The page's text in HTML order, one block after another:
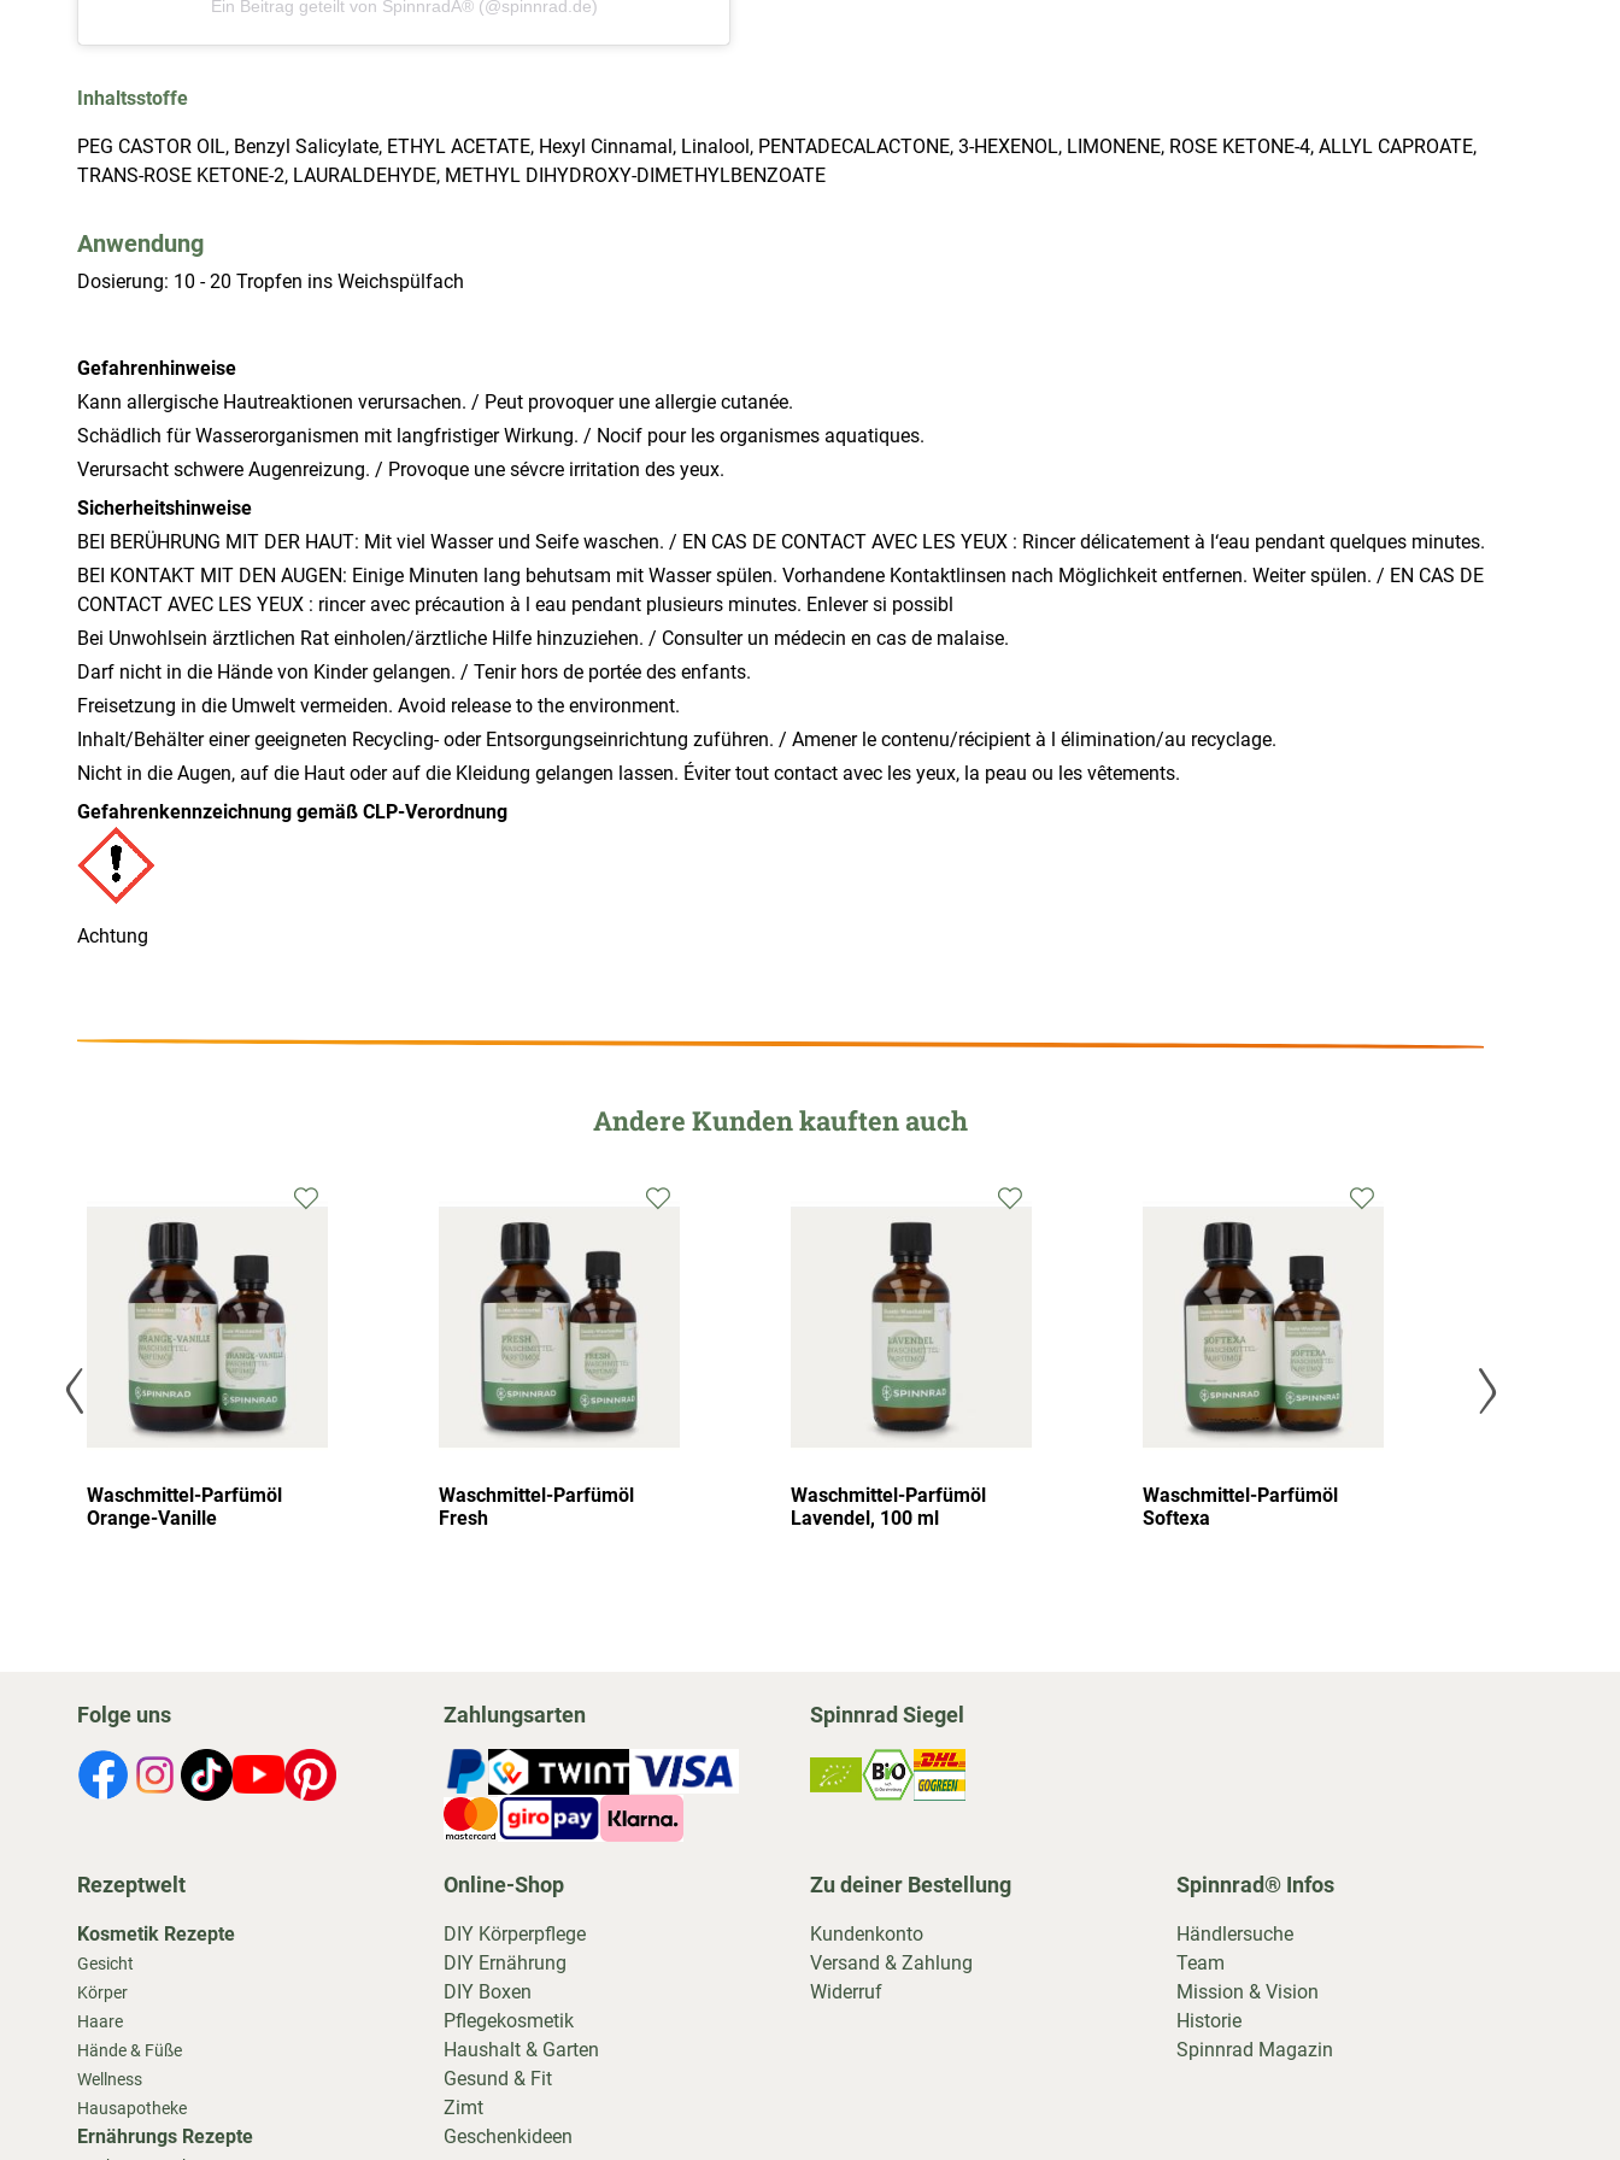
Ein Beitrag geteilt von SpinnradÂ® (@spinnrad.de)
Inhaltsstoffe
PEG CASTOR OIL, Benzyl Salicylate, ETHYL ACETATE, Hexyl Cinnamal, Linalool, PENTADECALACTONE, 3-HEXENOL, LIMONENE, ROSE KETONE-4, ALLYL CAPROATE,
TRANS-ROSE KETONE-2, LAURALDEHYDE, METHYL DIHYDROXY-DIMETHYLBENZOATE
Anwendung
Dosierung: 10 - 20 Tropfen ins Weichspülfach
Gefahrenhinweise
Kann allergische Hautreaktionen verursachen. / Peut provoquer une allergie cutanée.
Schädlich für Wasserorganismen mit langfristiger Wirkung. / Nocif pour les organismes aquatiques.
Verursacht schwere Augenreizung. / Provoque une sévcre irritation des yeux.
Sicherheitshinweise
BEI BERÜHRUNG MIT DER HAUT: Mit viel Wasser und Seife waschen. / EN CAS DE CONTACT AVEC LES YEUX : Rincer délicatement à l‘eau pendant quelques minutes.
BEI KONTAKT MIT DEN AUGEN: Einige Minuten lang behutsam mit Wasser spülen. Vorhandene Kontaktlinsen nach Möglichkeit entfernen. Weiter spülen. / EN CAS DE
CONTACT AVEC LES YEUX : rincer avec précaution à l eau pendant plusieurs minutes. Enlever si possibl
Bei Unwohlsein ärztlichen Rat einholen/ärztliche Hilfe hinzuziehen. / Consulter un médecin en cas de malaise.
Darf nicht in die Hände von Kinder gelangen. / Tenir hors de portée des enfants.
Freisetzung in die Umwelt vermeiden. Avoid release to the environment.
Inhalt/Behälter einer geeigneten Recycling- oder Entsorgungseinrichtung zuführen. / Amener le contenu/récipient à l élimination/au recyclage.
Nicht in die Augen, auf die Haut oder auf die Kleidung gelangen lassen. Éviter tout contact avec les yeux, la peau ou les vêtements.
Gefahrenkennzeichnung gemäß CLP-Verordnung
Achtung
Andere Kunden kauften auch
Waschmittel-Parfümöl
Orange-Vanille
Waschmittel-Parfümöl
Fresh
Waschmittel-Parfümöl
Lavendel, 100 ml
Waschmittel-Parfümöl
Softexa
Folge uns Zahlungsarten Spinnrad Siegel
Rezeptwelt
Kosmetik Rezepte
Gesicht
Körper
Haare
Hände & Füße
Wellness
Hausapotheke
Ernährungs Rezepte
Online-Shop
DIY Körperpflege
DIY Ernährung
DIY Boxen
Pflegekosmetik
Haushalt & Garten
Gesund & Fit
Zimt
Geschenkideen
Zu deiner Bestellung
Kundenkonto
Versand & Zahlung
Widerruf
Spinnrad® Infos
Händlersuche
Team
Mission & Vision
Historie
Spinnrad Magazin